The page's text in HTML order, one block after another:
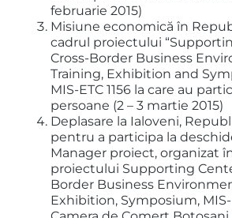
februarie 2015)
Misiune economică în
cadrul proiectului
Cross-Border Business
Training, Exhibition and
MIS-ETC 1156 la care au
persoane (2 – 3 martie 2015)
Deplasare la Ialoveni,
pentru a participa la
Manager proiect, organizat
proiectului Supporting
Border Business
Exhibition, Symposium, MIS-